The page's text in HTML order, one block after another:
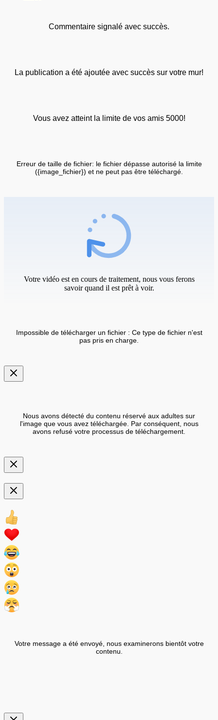
Commentaire signalé avec succès.
La publication a été ajoutée avec succès sur votre mur!
Vous avez atteint la limite de vos amis 5000!
Erreur de taille de fichier: le fichier dépasse autorisé la limite
({image_fichier}) et ne peut pas être téléchargé.
Votre vidéo est en cours de traitement, nous vous ferons
savoir quand il est prêt à voir.
Impossible de télécharger un fichier : Ce type de fichier n'est
pas pris en charge.
Nous avons détecté du contenu réservé aux adultes sur
l'image que vous avez téléchargée. Par conséquent, nous
avons refusé votre processus de téléchargement.
Votre message a été envoyé, nous examinerons bientôt votre
contenu.